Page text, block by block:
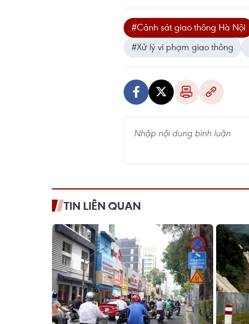
#Cảnh sát giao thông Hà Nội
#Xử lý vi phạm giao thông
TIN LIÊN QUAN